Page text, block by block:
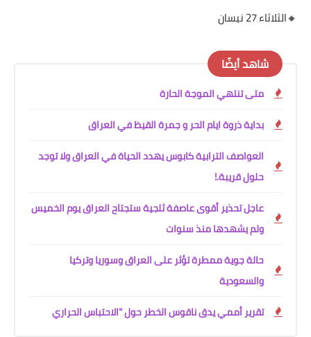
🔸الثلاثاء 27 نيسان
شاهد أيضًا
متى تنتهي الموجة الحارة
بداية ذروة ايام الحر و جمرة القيظ في العراق
العواصف الترابية كابوس يهدد الحياة في العراق ولا توجد
حلول قريبة.!
عاجل تحذير أقوى عاصفة ثلجية ستجتاح العراق يوم الخميس
ولم يشهدها منذ سنوات
حالة جوية ممطرة تؤثر على العراق وسوريا وتركيا
والسعودية
تقرير أممي يدق ناقوس الخطر حول "الاحتباس الحراري